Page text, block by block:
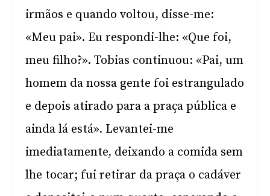
irmãos e quando voltou, disse-me:
«Meu pai». Eu respondi-lhe: «Que foi,
meu filho?». Tobias continuou: «Pai, um
homem da nossa gente foi estrangulado
e depois atirado para a praça pública e
ainda lá está». Levantei-me
imediatamente, deixando a comida sem
lhe tocar; fui retirar da praça o cadáver